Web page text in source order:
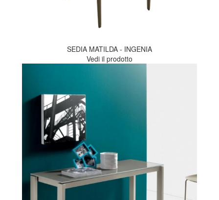
SEDIA MATILDA - INGENIA
Vedi il prodotto